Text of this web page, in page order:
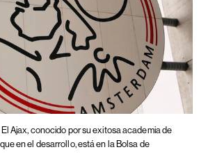
El Ajax, conocido por su exitosa academia de
en el desarrollo, está en la Bolsa de